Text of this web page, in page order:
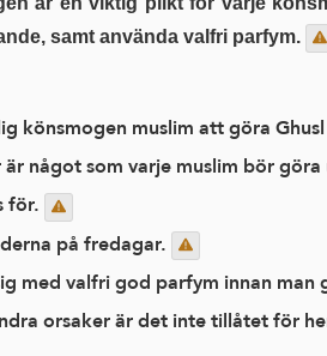
samt använda valfri parfym.
könsmogen muslim att göra
något som varje muslim bör
för.
på fredagar.
med valfri god parfym innan man
orsaker är det inte tillåtet för